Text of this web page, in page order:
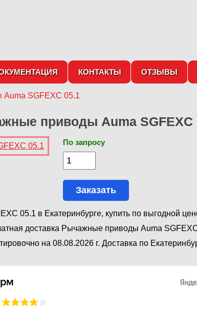
КОНТАКТЫ ОТЗЫВЫ
SGFEXC 05.1
приводы Auma SGFEXC
По запросу
Заказать
05.1 в Екатеринбурге, купить по выгодной
доставка Рычажные приводы Auma
на 08.08.2026 г. Доставка по